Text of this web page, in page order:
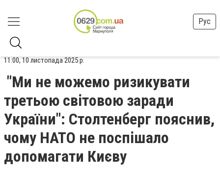
Рус
11:00, 10 листопада 2025 р.
"Ми не можемо ризикувати
третьою світовою заради
України": Столтенберг пояснив,
чому НАТО не поспішало
допомагати Києву